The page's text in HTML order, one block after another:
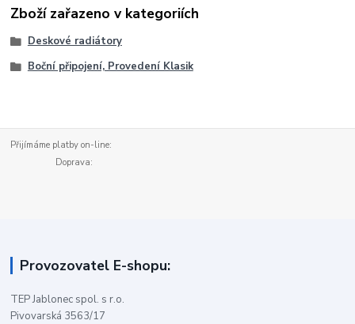
Zboží zařazeno v kategoriích
Deskové radiátory
Boční připojení, Provedení Klasik
Přijímáme platby on-line:
Doprava:
Provozovatel E-shopu:
TEP Jablonec spol. s r.o.
Pivovarská 3563/17